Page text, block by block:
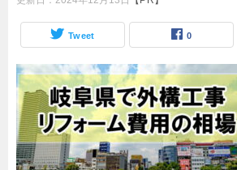
Tweet 0